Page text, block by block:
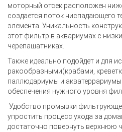
моторный отсек расположен
создается поток ниспадающего
элемента. Уникальность
этот фильтр в аквариумах с
черепашатниках.
Также идеально подойдет и для
ракообразными(крабами,
паллюдариумы и
обеспечения нужного уровня
Удобство промывки
упростить процесс ухода за
достаточно повернуть верхнюю